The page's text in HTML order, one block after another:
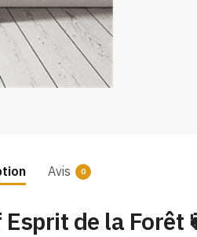
Avis 0
Esprit de la Forêt